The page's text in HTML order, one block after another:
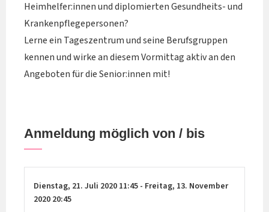
Heimhelfer:innen und diplomierten Gesundheits- und
Krankenpflegepersonen?
Lerne ein Tageszentrum und seine Berufsgruppen
kennen und wirke an diesem Vormittag aktiv an den
Angeboten für die Senior:innen mit!
Anmeldung möglich von / bis
Dienstag, 21. Juli 2020 11:45 - Freitag, 13. November
2020 20:45